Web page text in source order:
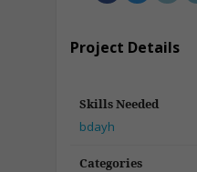
Project Details
Skills Needed
bdayh
Categories